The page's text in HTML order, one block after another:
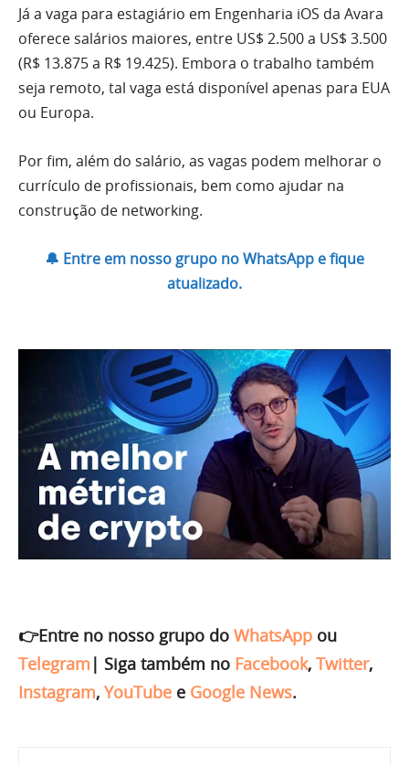
Já a vaga para estagiário em Engenharia iOS da Avara
oferece salários maiores, entre US$ 2.500 a US$ 3.500
(R$ 13.875 a R$ 19.425). Embora o trabalho também
seja remoto, tal vaga está disponível apenas para EUA
ou Europa.
Por fim, além do salário, as vagas podem melhorar o
currículo de profissionais, bem como ajudar na
construção de networking.
🔔 Entre em nosso grupo no WhatsApp e fique
atualizado.
👉Entre no nosso grupo do WhatsApp ou
Telegram | Siga também no Facebook, Twitter,
Instagram, YouTube e Google News.